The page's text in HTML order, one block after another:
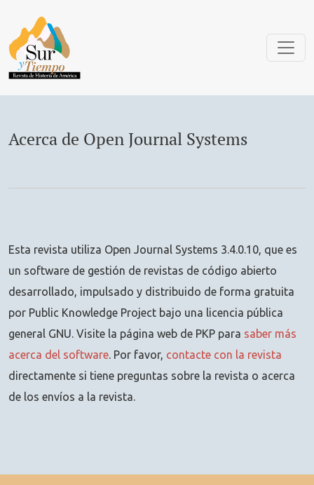
Acerca de Open Journal Systems
Esta revista utiliza Open Journal Systems 3.4.0.10, que es
un software de gestión de revistas de código abierto
desarrollado, impulsado y distribuido de forma gratuita
por Public Knowledge Project bajo una licencia pública
general GNU. Visite la página web de PKP para saber más
acerca del software. Por favor, contacte con la revista
directamente si tiene preguntas sobre la revista o acerca
de los envíos a la revista.